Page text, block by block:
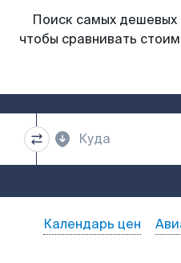
Поиск самых дешевых
чтобы сравнивать
Календарь цен